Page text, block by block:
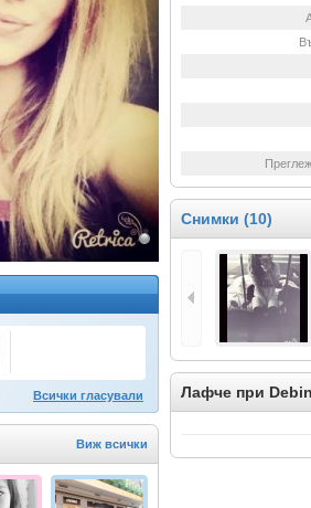
Всички гласували
Виж всички
Снимки (10)
Лафче при